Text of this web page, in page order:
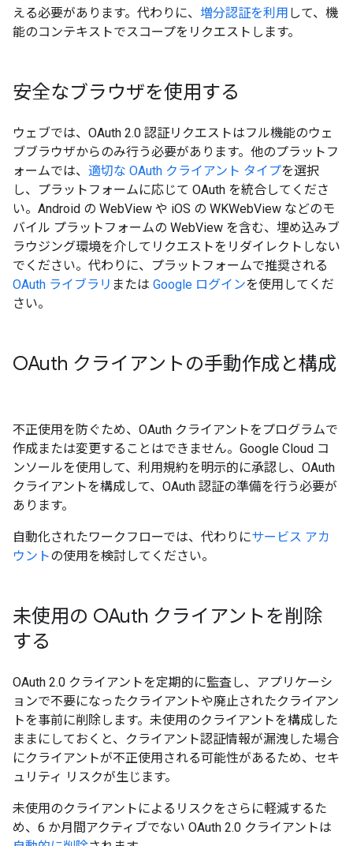
える必要があります。代わりに、 増分認証を利用 して、機
能のコンテキストでスコープをリクエストします。
安全なブラウザを使用する
ウェブでは、OAuth 2.0 認証リクエストはフル機能のウェ
ブブラウザからのみ行う必要があります。他のプラットフ
ォームでは、 適切な OAuth クライアント タイプを選択
し、プラットフォームに応じて OAuth を統合してくださ
い。Android の WebView や iOS の WKWebView などのモ
バイル プラットフォームの WebView を含む、埋め込みブ
ラウジング環境を介してリクエストをリダイレクトしない
でください。代わりに、プラットフォームで推奨される
OAuth ライブラリ または Google ログインを使用してくだ
さい。
OAuth クライアントの手動作成と構成
不正使用を防ぐため、OAuth クライアントをプログラムで
作成または変更することはできません。Google Cloud コ
ンソールを使用して、利用規約を明示的に承認し、OAuth
クライアントを構成して、OAuth 認証の準備を行う必要が
あります。
自動化されたワークフローでは、代わりにサービス アカ
ウントの使用を検討してください。
未使用の OAuth クライアントを削除
する
OAuth 2.0 クライアントを定期的に監査し、アプリケーシ
ョンで不要になったクライアントや廃止されたクライアン
トを事前に削除します。未使用のクライアントを構成した
ままにしておくと、クライアント認証情報が漏洩した場合
にクライアントが不正使用される可能性があるため、セキ
ュリティ リスクが生じます。
未使用のクライアントによるリスクをさらに軽減するた
め、6 か月間アクティブでない OAuth 2.0 クライアントは